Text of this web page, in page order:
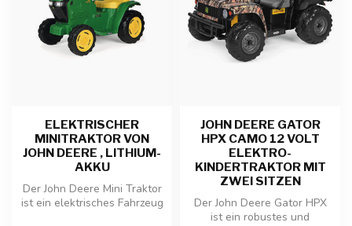
ELEKTRISCHER
MINITRAKTOR VON
JOHN DEERE , LITHIUM-
AKKU
Der John Deere Mini Traktor
ist ein elektrisches Fahrzeug
JOHN DEERE GATOR
HPX CAMO 12 VOLT
ELEKTRO-
KINDERTRAKTOR MIT
ZWEI SITZEN
Der John Deere Gator HPX
ist ein robustes und